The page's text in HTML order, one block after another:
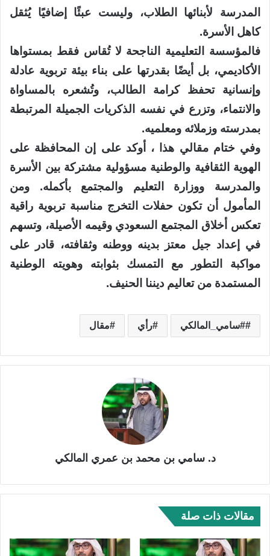
المدرسة لأبنائها الطلاب، وليست عبئًا إضافيًا يُثقل
كاهل الأسرة.
فالمؤسسة التعليمية الناجحة لا تُقاس فقط بمستواها
الأكاديمي، بل أيضًا بقدرتها على بناء بيئة تربوية عادلة
وإنسانية تحفظ كرامة الطالب، وتُشعره بالمساواة
والانتماء، وتزرع في نفسه الذكريات الجميلة المرتبطة
بمدرسته وزملائه ومعلميه.
وفي ختام مقالي هذا ، أوكد على إن المحافظة على
الهوية الثقافية والوطنية مسؤولية مشتركة بين الأسرة
والمدرسة ووزارة التعليم والمجتمع بأكمله. ومن
المأمول أن تكون حفلات التخرج مناسبة تربوية راقية
تعكس أخلاق المجتمع السعودي وقيمه الأصيلة، وتسهم
في إعداد جيل معتز بدينه ووطنه وثقافته، قادر على
مواكبة التطور مع التمسك بثوابته وهويته الوطنية
المستمدة من تعاليم ديننا الحنيف.
#سامي_المالكي رأي مقال
د. سامي بن محمد بن عمري المالكي
مقالات ذات صلة